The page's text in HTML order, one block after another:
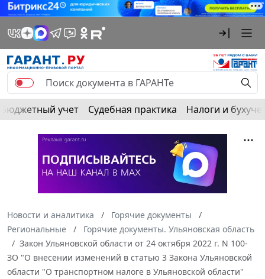
Бюджетный учет Судебная практика Налоги и
Новости и аналитика
Горячие документы
Региональные
Горячие документы. Ульяновская область
Закон Ульяновской области от 24 октября 2022 г. N 100-
ЗО "О внесении изменений в статью 3 Закона Ульяновской
области "О транспортном налоге в Ульяновской области"